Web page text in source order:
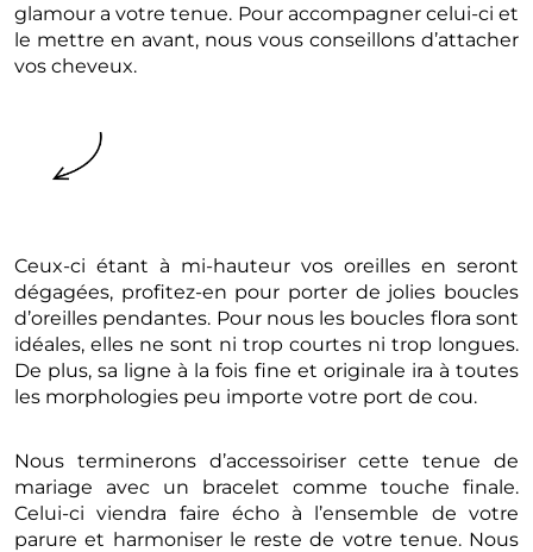
glamour a votre tenue. Pour accompagner celui-ci et
le mettre en avant, nous vous conseillons d’attacher
vos cheveux.
Ceux-ci étant à mi-hauteur vos oreilles en seront
dégagées, profitez-en pour porter de jolies boucles
d’oreilles pendantes. Pour nous les boucles flora sont
idéales, elles ne sont ni trop courtes ni trop longues.
De plus, sa ligne à la fois fine et originale ira à toutes
les morphologies peu importe votre port de cou.
Nous terminerons d’accessoiriser cette tenue de
mariage avec un bracelet comme touche finale.
Celui-ci viendra faire écho à l’ensemble de votre
parure et harmoniser le reste de votre tenue. Nous